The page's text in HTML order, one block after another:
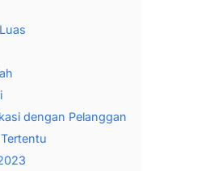
dengan Pelanggan